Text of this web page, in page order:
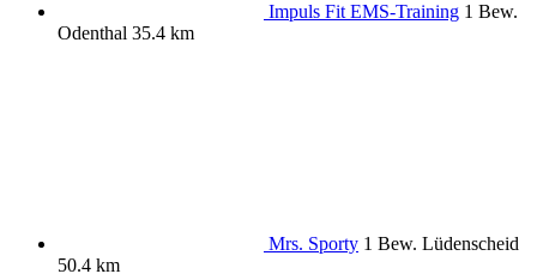
Impuls Fit EMS-Training 1 Bew.
Odenthal 35.4 km
Mrs. Sporty 1 Bew. Lüdenscheid
50.4 km